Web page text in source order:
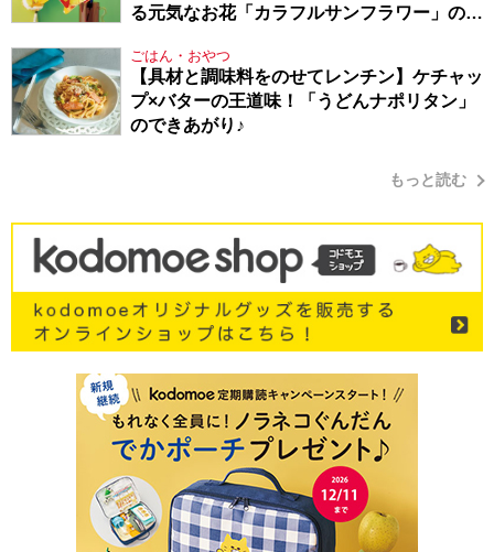
る元気なお花「カラフルサンフラワー」の作
ごはん・おやつ
【具材と調味料をのせてレンチン】ケチャッ
プ×バターの王道味！「うどんナポリタン」
のできあがり♪
もっと読む